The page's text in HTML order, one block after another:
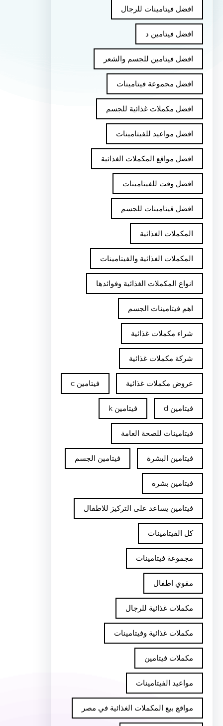
افضل فيتامينات للرجال
افضل فيتامين د
افضل فيتامين للجسم والشعر
افضل مجموعة فيتامينات
افضل مكملات غذائية للجسم
افضل مواعيد للفيتامينات
افضل مواقع المكملات الغذائية
افضل وقت للفيتامينات
افضل ڤيتامينات للجسم
المكملات الغذائية
المكملات الغذائية والفيتامينات
انواع المكملات الغذائية وفوائدها
اهم فيتامينات الجسم
شراء مكملات غذائية
شركة مكملات غذائية
عروض مكملات غذائية فيتامين c
فيتامين d فيتامين k
فيتامينات للصحة العامة
فيتامين البشرة فيتامين الجسم
فيتامين بشره
فيتامين يساعد على التركيز للاطفال
كل الفيتامينات
مجموعة فيتامينات
مقوي اطفال
مكملات غذائية للرجال
مكملات غذائية وفيتامينات
مكملات فيتامين
مواعيد الفيتامينات
مواقع بيع المكملات الغذائية في مصر